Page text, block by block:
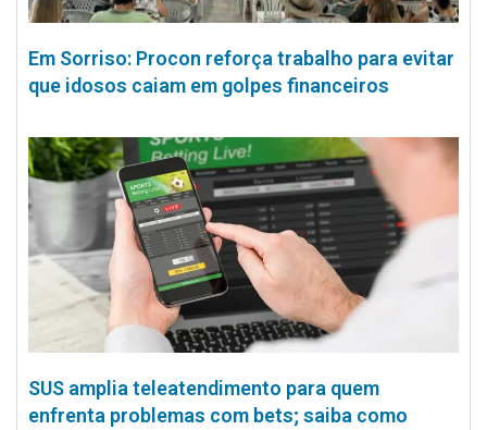
Em Sorriso: Procon reforça trabalho para evitar
que idosos caiam em golpes financeiros
SUS amplia teleatendimento para quem
enfrenta problemas com bets; saiba como